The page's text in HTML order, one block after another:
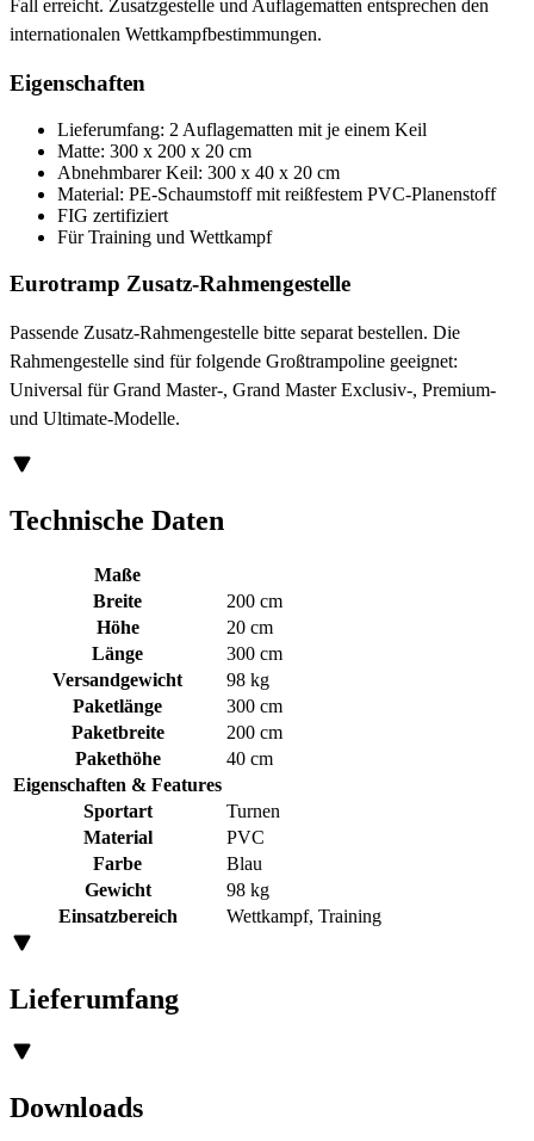
Fall erreicht. Zusatzgestelle und Auflagematten entsprechen den
internationalen Wettkampfbestimmungen.
Eigenschaften
Lieferumfang: 2 Auflagematten mit je einem Keil
Matte: 300 x 200 x 20 cm
Abnehmbarer Keil: 300 x 40 x 20 cm
Material: PE-Schaumstoff mit reißfestem PVC-Planenstoff
FIG zertifiziert
Für Training und Wettkampf
Eurotramp Zusatz-Rahmengestelle
Passende Zusatz-Rahmengestelle bitte separat bestellen. Die
Rahmengestelle sind für folgende Großtrampoline geeignet:
Universal für Grand Master-, Grand Master Exclusiv-, Premium-
und Ultimate-Modelle.
Technische Daten
Maße
Breite
200 cm
Höhe
20 cm
Länge
300 cm
Versandgewicht
98 kg
Paketlänge
300 cm
Paketbreite
200 cm
Pakethöhe
40 cm
Eigenschaften & Features
Sportart
Turnen
Material
PVC
Farbe
Blau
Gewicht
98 kg
Einsatzbereich
Wettkampf, Training
Lieferumfang
Downloads